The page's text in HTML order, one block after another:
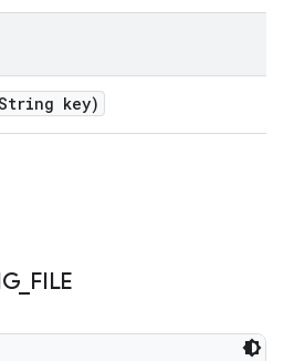
key)
_ FILE